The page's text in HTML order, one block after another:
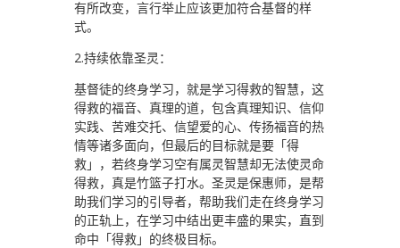
有所改变，言行举止应该更加符合基督的样
式。
2.持续依靠圣灵：
基督徒的终身学习，就是学习得救的智慧，这
得救的福音、真理的道，包含真理知识、信仰
实践、苦难交托、信望爱的心、传扬福音的热
情等诸多面向，但最后的目标就是要「得
救」，若终身学习空有属灵智慧却无法使灵命
得救，真是竹篮子打水。圣灵是保惠师，是帮
助我们学习的引导者，帮助我们走在终身学习
的正轨上，在学习中结出更丰盛的果实，直到
命中「得救」的终极目标。